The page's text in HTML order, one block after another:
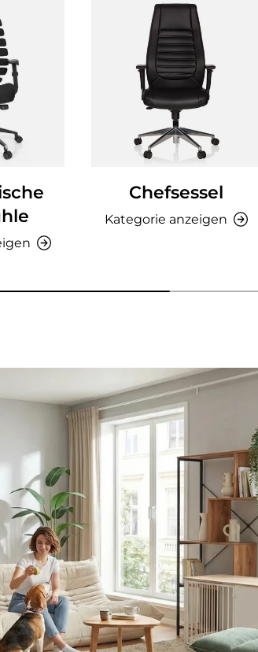
Chefsessel
Kategorie anzeigen
- AMIO H - Büroschrank
anzeigen - Sitzolo 2 - Loungesessel